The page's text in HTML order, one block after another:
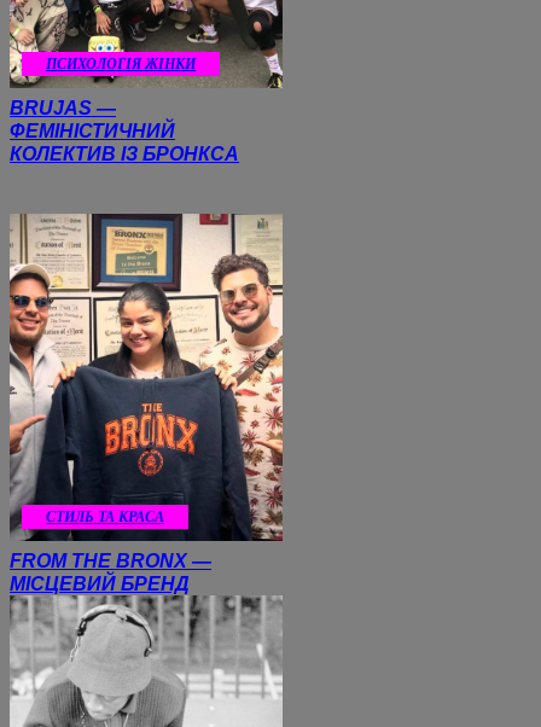
ПСИХОЛОГІЯ ЖІНКИ
BRUJAS —
ФЕМІНІСТИЧНИЙ
КОЛЕКТИВ ІЗ БРОНКСА
СТИЛЬ ТА КРАСА
FROM THE BRONX —
МІСЦЕВИЙ БРЕНД